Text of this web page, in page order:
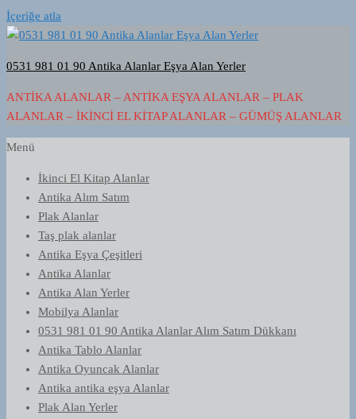
İçeriğe atla
0531 981 01 90 Antika Alanlar Eşya Alan Yerler
ANTIKA ALANLAR – ANTIKA EŞYA ALANLAR – PLAK
ALANLAR – İKINCI EL KITAP ALANLAR – GÜMÜŞ ALANLAR
Menü
İkinci El Kitap Alanlar
Antika Alım Satım
Plak Alanlar
Taş plak alanlar
Antika Eşya Çeşitleri
Antika Alanlar
Antika Alan Yerler
Mobilya Alanlar
0531 981 01 90 Antika Alanlar Alım Satım Dükkanı
Antika Tablo Alanlar
Antika Oyuncak Alanlar
Antika antika eşya Alanlar
Plak Alan Yerler